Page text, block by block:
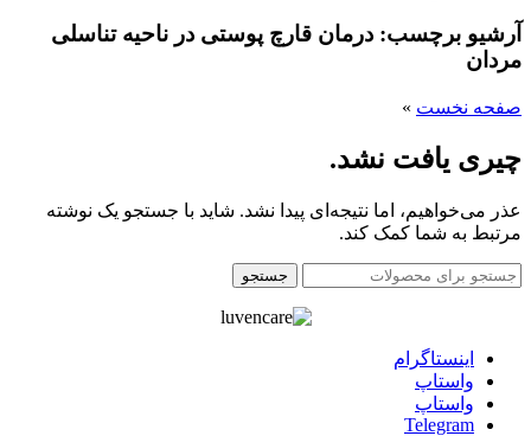
آرشیو برچسب: درمان قارچ پوستی در ناحیه تناسلی
مردان
صفحه نخست »
چیری یافت نشد.
عذر می‌خواهیم، اما نتیجه‌ای پیدا نشد. شاید با جستجو یک نوشته
مرتبط به شما کمک کند.
جستجو
اينستاگرام
واستاپ
واستاپ
Telegram